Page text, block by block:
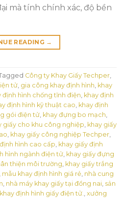
mà tính chính xác, độ bền
READING →
Công ty Khay Giấy Techper,
tử, gia công khay định hình, khay
định hình chống tĩnh điện, khay định
định hình kỹ thuật cao, khay định
gói điện tử, khay đựng bo mạch,
giấy cho khu công nghiệp, khay giấy
, khay giấy công nghiệp Techper,
hình cao cấp, khay giấy định
hình ngành điện tử, khay giấy đựng
thiện môi trường, khay giấy trắng
, mẫu khay định hình giá rẻ, nhà cung
, nhà máy khay giấy tại đồng nai, sản
định hình giấy điện tử., xưởng